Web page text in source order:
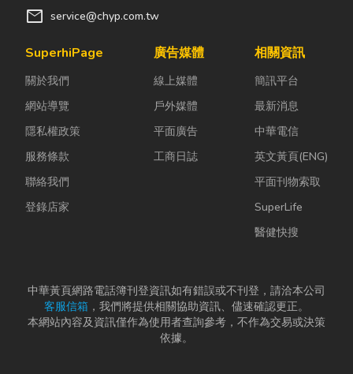
mail service@chyp.com.tw
SuperhiPage
關於我們
網站導覽
隱私權政策
服務條款
聯絡我們
登錄店家
廣告媒體
線上媒體
戶外媒體
平面廣告
工商日誌
相關資訊
簡訊平台
最新消息
中華電信
英文黃頁(ENG)
平面刊物索取
SuperLife
醫健快搜
中華黃頁網路電話簿刊登資訊如有錯誤或不刊登，請洽本公司
客服信箱 ，我們將提供相關協助資訊、儘速確認更正。
本網站內容及資訊僅作為使用者查詢參考，不作為交易或決策
依據。